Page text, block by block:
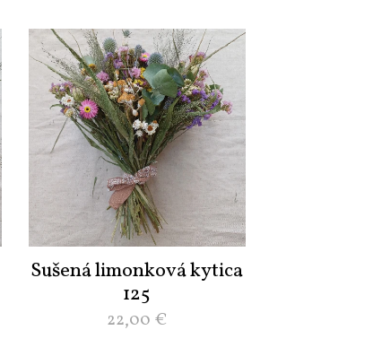
Sušená limonková kytica
125
22,00 €